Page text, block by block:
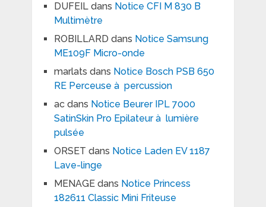
DUFEILdans Notice CFI M 830 B
Multimètre
ROBILLARD dans Notice Samsung
ME109F Micro-onde
marlats dans Notice Bosch PSB 650
RE Perceuse à percussion
acdans Notice Beurer IPL 7000
SatinSkin Pro Epilateur à lumière
pulsée
ORSET dans Notice Laden EV 1187
Lave-linge
MENAGEdans Notice Princess
182611 Classic Mini Friteuse